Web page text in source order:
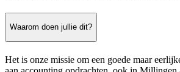
Waarom doen jullie dit?
Het is onze missie om een goede maar